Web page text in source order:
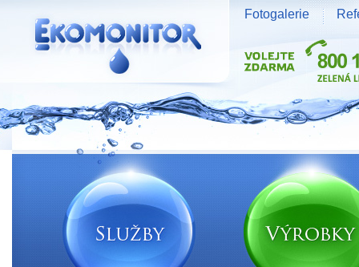
Vodní zdroje Ekomonitor spol. s r.o.
Fotogalerie